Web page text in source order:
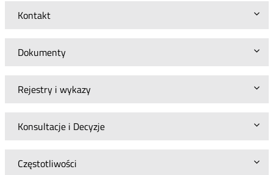
Kontakt
Dokumenty
Rejestry i wykazy
Konsultacje i Decyzje
Częstotliwości